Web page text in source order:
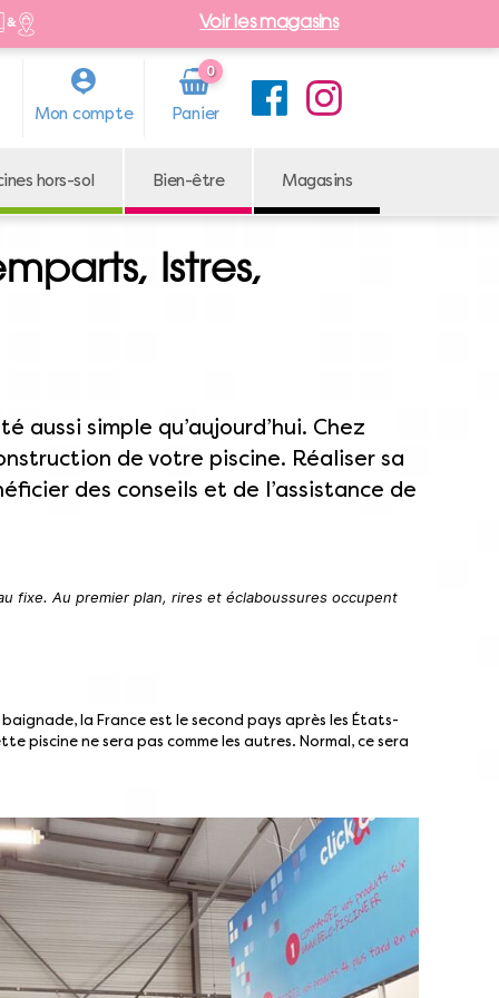
Voir les magasins
Mon compte
0
Arti
cle
hors-sol Bien-être Magasins
Istres,
aussi simple qu’aujourd’hui. Chez
de votre piscine. Réaliser sa
des conseils et de l’assistance de
fixe. Au premier plan, rires et éclaboussures occupent
la France est le second pays après les États-
piscine ne sera pas comme les autres. Normal, ce sera